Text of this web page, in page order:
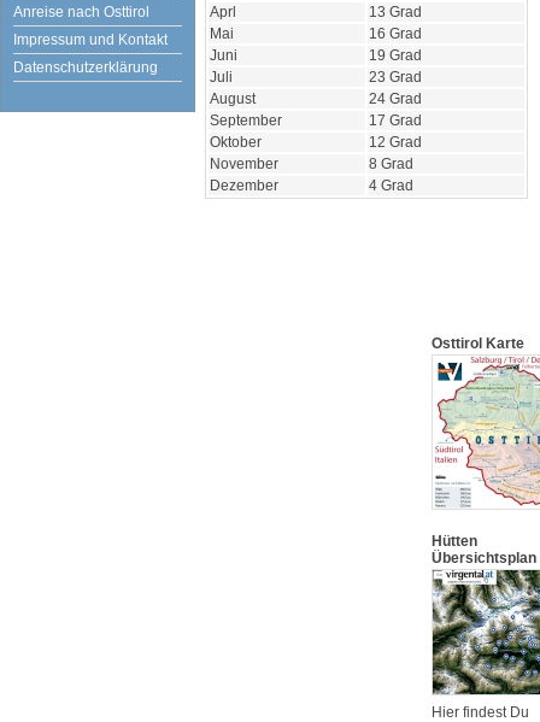
Anreise nach Osttirol
Impressum und Kontakt
Datenschutzerklärung
Aprl
13 Grad
Mai
16 Grad
Juni
19 Grad
Juli
23 Grad
August
24 Grad
September
17 Grad
Oktober
12 Grad
November
8 Grad
Dezember
4 Grad
Osttirol Karte
Hütten
Übersichtsplan
Hier findest Du